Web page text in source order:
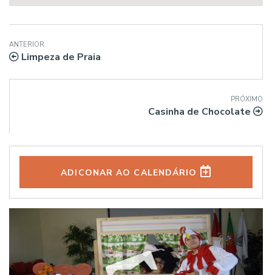
ANTERIOR
Limpeza de Praia
PRÓXIMO
Casinha de Chocolate
ADICONAR AO CALENDÁRIO